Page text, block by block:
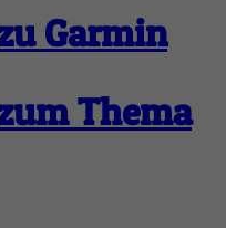
Garmin
Thema